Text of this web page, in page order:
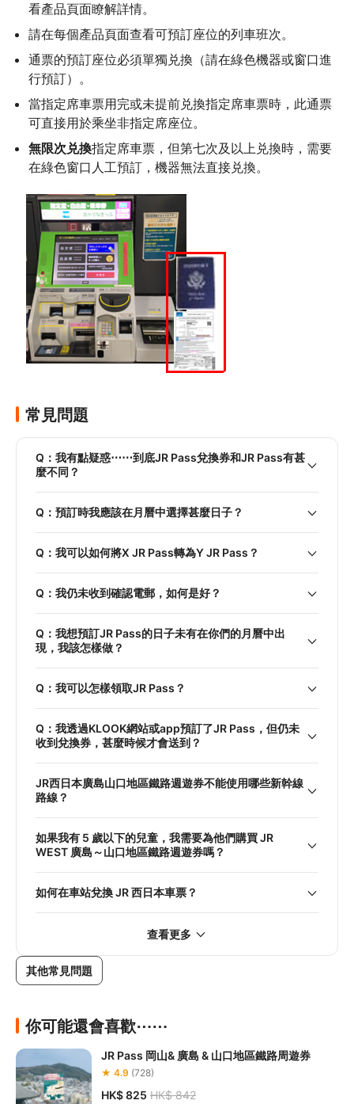
看產品頁面瞭解詳情。
請在每個產品頁面查看可預訂座位的列車班次。
通票的預訂座位必須單獨兑換（請在綠色機器或窗口進
行預訂）。
當指定席車票用完或未提前兑換指定席車票時，此通票
可直接用於乘坐非指定席座位。
無限次兑換指定席車票，但第七次及以上兑換時，需要
在綠色窗口人工預訂，機器無法直接兑換。
常見問題
Q：我有點疑惑⋯⋯到底JR Pass兌換券和JR Pass有甚
麼不同？
Q：預訂時我應該在月曆中選擇甚麼日子？
Q：我可以如何將X JR Pass轉為Y JR Pass？
Q：我仍未收到確認電郵，如何是好？
Q：我想預訂JR Pass的日子未有在你們的月曆中出
現，我該怎樣做？
Q：我可以怎樣領取JR Pass？
Q：我透過KLOOK網站或app預訂了JR Pass，但仍未
收到兌換券，甚麼時候才會送到？
JR西日本廣島山口地區鐵路週遊券不能使用哪些新幹線
路線？
如果我有 5 歲以下的兒童，我需要為他們購買 JR
WEST 廣島～山口地區鐵路週遊券嗎？
如何在車站兌換 JR 西日本車票？
查看更多
其他常見問題
你可能還會喜歡⋯⋯
JR Pass 岡山& 廣島 & 山口地區鐵路周遊券
★ 4.9 (728)
HK$ 825 HK$ 842